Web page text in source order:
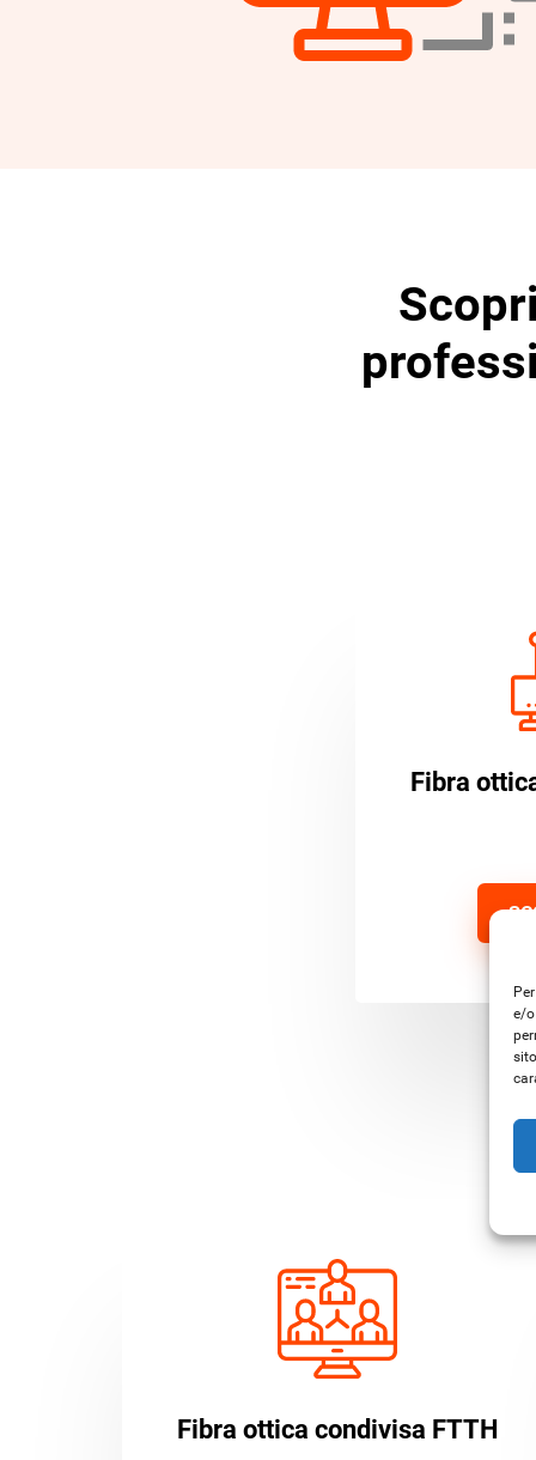
e/
Fibra
Fibra ottica condivisa FTTH